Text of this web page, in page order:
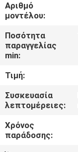
ΠΟΙΟΤΙΚΌΣ
ΈΛΕΓΧΟΣ
ΕΛΆΤΕ
ΣΕ
ΕΠΑΦΉ
ΜΕ
Αριθμό
μοντέλου:
Ποσότητα
παραγγελίας
min:
Τιμή:
Συσκευασία
λεπτομέρειες:
Χρόνος
παράδοσης: